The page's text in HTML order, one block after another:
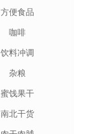
方便食品
咖啡
饮料冲调
杂粮
蜜饯果干
南北干货